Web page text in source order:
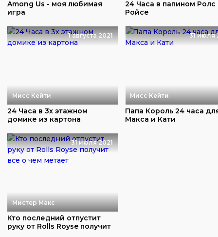
Among Us - моя любимая
игра
24 Часа в папином Ролс
Ройсе
1 августа 2021
Мисс Кейти
24 Часа в 3х этажном
домике из картона
31 июля
Мисс Кейти
Папа Король 24 часа
Макса и Кати
31 июля 2021
Мистер Макс
Кто последний отпустит
руку от Rolls Royse получит